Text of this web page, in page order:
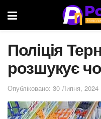
Поліція
розшукує
Опубліковано: 30 Липня, 2024